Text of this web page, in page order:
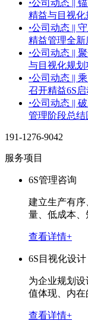
·公司动态 ||
精益与目视
·公司动态 ||
精益管理全新
·公司动态 ||
与目视化规
·公司动态 ||
召开精益6S
·公司动态 ||
管理阶段总结
191-1276-9042
服务项目
6S管理咨询
建立生产有
量、低成本、
查看详情+
6S目视化设计
为企业规划
值体现、内在
查看详情+